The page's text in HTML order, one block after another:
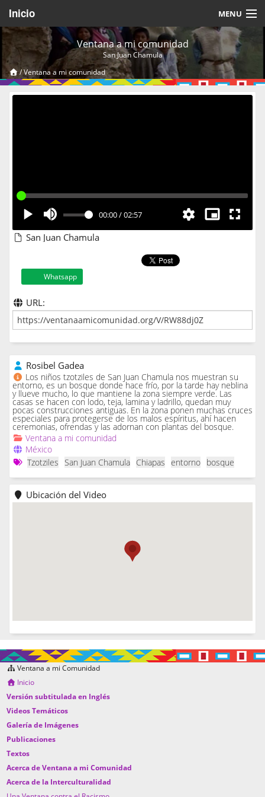
Inicio MENU
Acerca de
Videos Temáticos
Cerrar Sesión
Ventana a mi comunidad
San Juan Chamula
/Ventana a mi comunidad
00:00/02:57
San Juan Chamula
Whatsapp
URL:
Rosibel Gadea
Los niños tzotziles de San Juan Chamula nos muestran su
entorno, es un bosque donde hace frío, por la tarde hay neblina
y llueve mucho, lo que mantiene la zona siempre verde. Las
casas se hacen con lodo, teja, lamina y ladrillo, quedan muy
pocas construcciones antiguas. En la zona ponen muchas cruces
especiales para protegerse de los malos espíritus, ahí hacen
ceremonias, ofrendas y las adornan con plantas del bosque.
Ventana a mi comunidad
México
Tzotziles
San Juan Chamula Chiapas entorno bosque
Ubicación del Video
Ventana a mi Comunidad
Inicio
Versión subtitulada en Inglés
Videos Temáticos
Galería de Imágenes
Publicaciones
Textos
Acerca de Ventana a mi Comunidad
Acerca de la Interculturalidad